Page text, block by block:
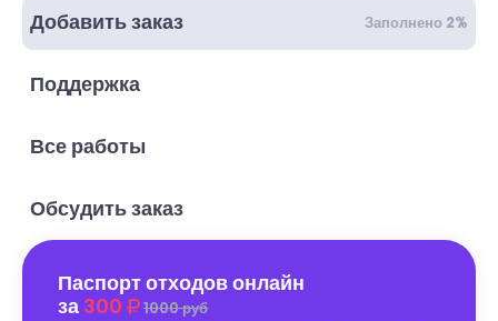
Добавить заказ Заполнено 2%
Поддержка
Все работы
Обсудить заказ
Паспорт отходов онлайн
за 300 1000 руб